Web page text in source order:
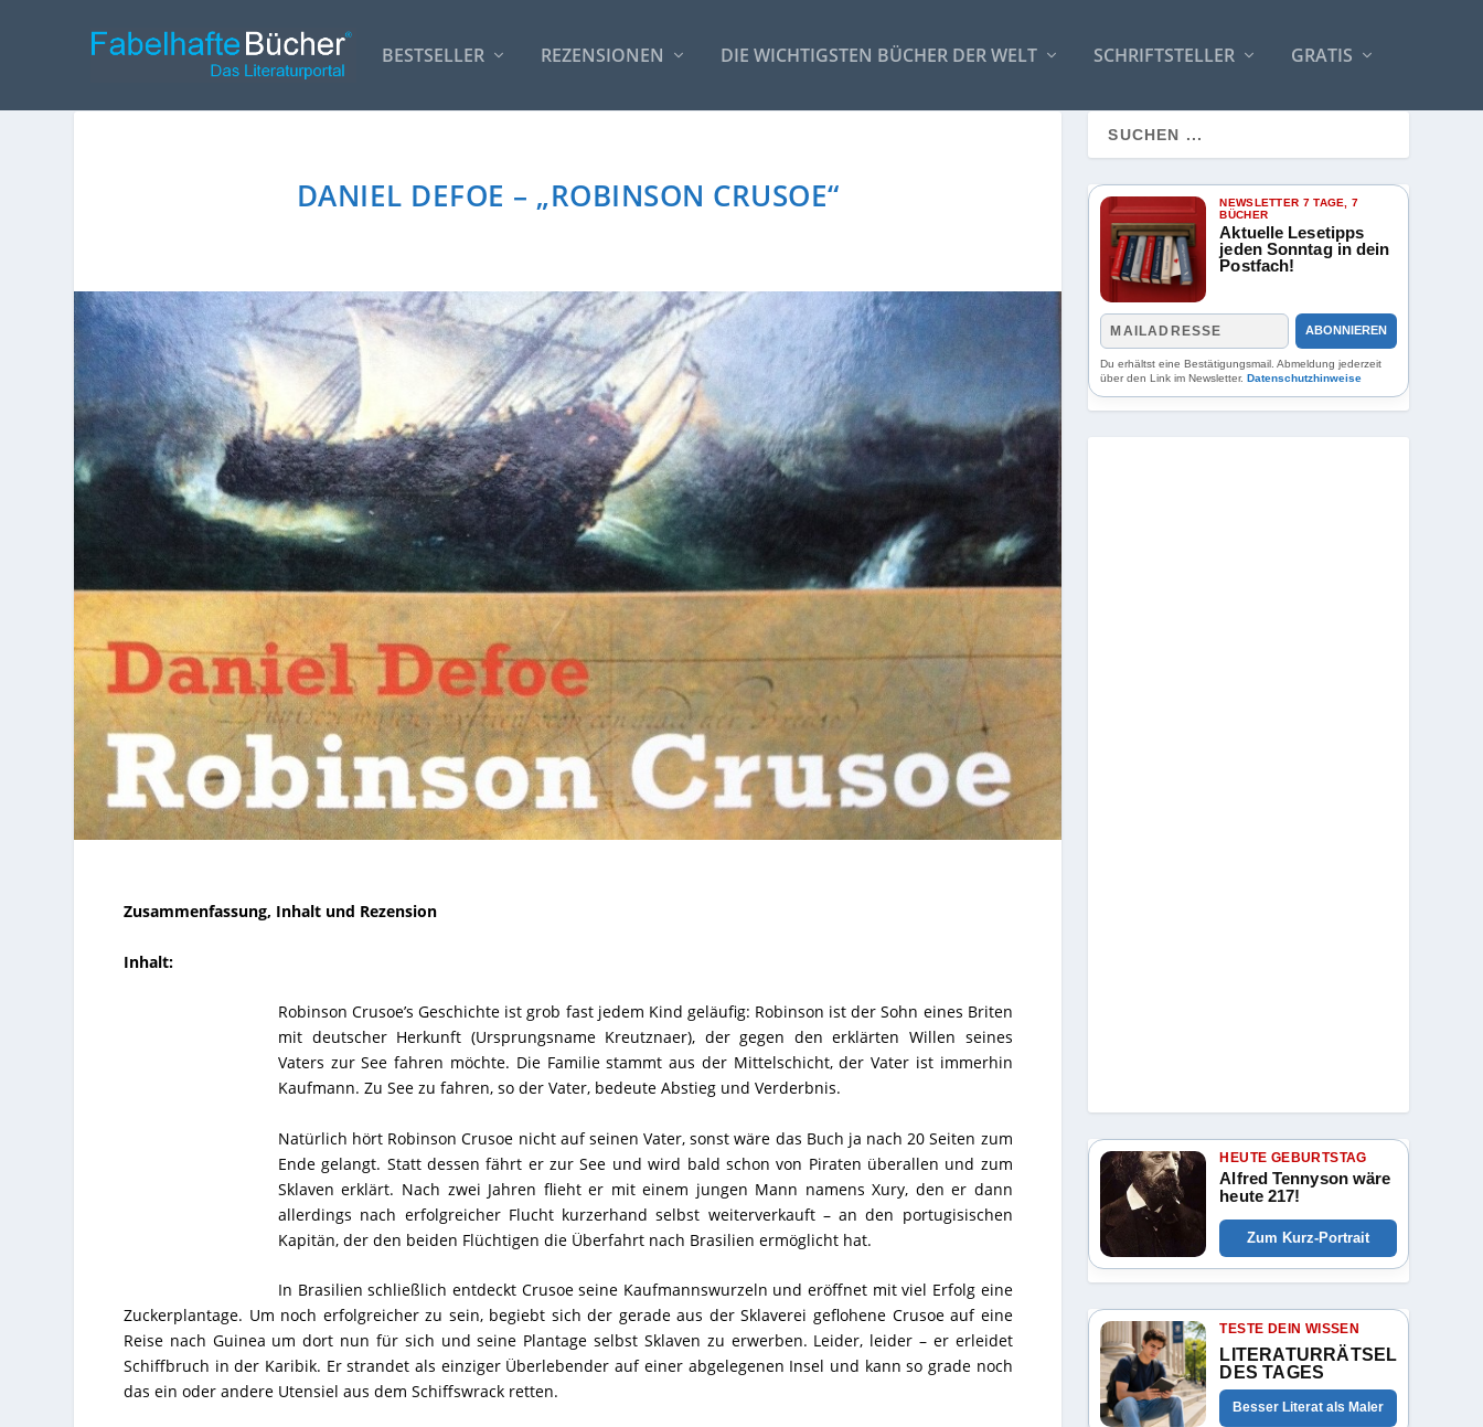
BESTSELLER REZENSIONEN DIE WICHTIGSTEN BÜCHER DER WELT SCHRIFTSTELLER GRATIS
DANIEL DEFOE – „ROBINSON CRUSOE“
Zusammenfassung, Inhalt und Rezension
Inhalt:
Robinson Crusoe’s Geschichte ist grob fast jedem Kind geläufig: Robinson ist der Sohn eines Briten
mit deutscher Herkunft (Ursprungsname Kreutznaer), der gegen den erklärten Willen seines
Vaters zur See fahren möchte. Die Familie stammt aus der Mittelschicht, der Vater ist immerhin
Kaufmann. Zu See zu fahren, so der Vater, bedeute Abstieg und Verderbnis.
Natürlich hört Robinson Crusoe nicht auf seinen Vater, sonst wäre das Buch ja nach 20 Seiten zum
Ende gelangt. Statt dessen fährt er zur See und wird bald schon von Piraten überallen und zum
Sklaven erklärt. Nach zwei Jahren flieht er mit einem jungen Mann namens Xury, den er dann
allerdings nach erfolgreicher Flucht kurzerhand selbst weiterverkauft – an den portugisischen
Kapitän, der den beiden Flüchtigen die Überfahrt nach Brasilien ermöglicht hat.
In Brasilien schließlich entdeckt Crusoe seine Kaufmannswurzeln und eröffnet mit viel Erfolg eine
Zuckerplantage. Um noch erfolgreicher zu sein, begiebt sich der gerade aus der Sklaverei geflohene Crusoe auf eine
Reise nach Guinea um dort nun für sich und seine Plantage selbst Sklaven zu erwerben. Leider, leider – er erleidet
Schiffbruch in der Karibik. Er strandet als einziger Überlebender auf einer abgelegenen Insel und kann so grade noch
das ein oder andere Utensiel aus dem Schiffswrack retten.
NEWSLETTER 7 TAGE, 7
BÜCHER
Aktuelle Lesetipps
jeden Sonntag in dein
Postfach!
ABONNIEREN
Du erhältst eine Bestätigungsmail. Abmeldung jederzeit
über den Link im Newsletter.Datenschutzhinweise
HEUTE GEBURTSTAG
Alfred Tennyson wäre
heute 217!
Zum Kurz-Portrait
TESTE DEIN WISSEN
LITERATURRÄTSEL
DES TAGES
Besser Literat als Maler